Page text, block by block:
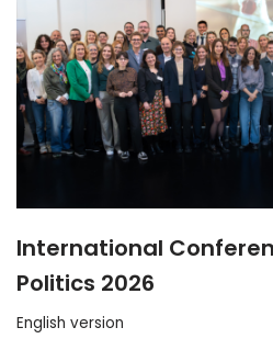
International
Politics 2026
English version